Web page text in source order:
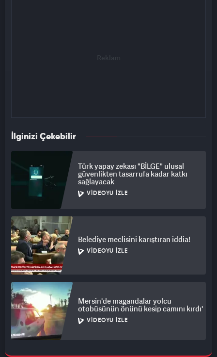
İlginizi Çekebilir
Türk yapay zekası "BİLGE" ulusal
güvenlikten tasarrufa kadar katkı
sağlayacak
VIDEOYU İZLE
Belediye meclisini karıştıran iddia!
VIDEOYU İZLE
Mersin'de magandalar yolcu
otobüsünün önünü kesip camını kırdı'
VIDEOYU İZLE